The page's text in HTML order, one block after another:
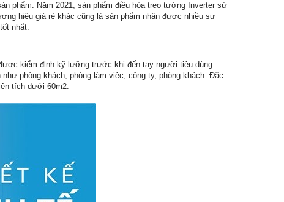
phẩm. Năm 2021, sản phẩm điều hòa treo tường Inverter sử
hiệu giá rẻ khác cũng là sản phẩm nhận được nhiều sự
nhất.
kiểm định kỹ lưỡng trước khi đến tay người tiêu dùng.
phòng khách, phòng làm việc, công ty, phòng khách. Đặc
tích dưới 60m2.